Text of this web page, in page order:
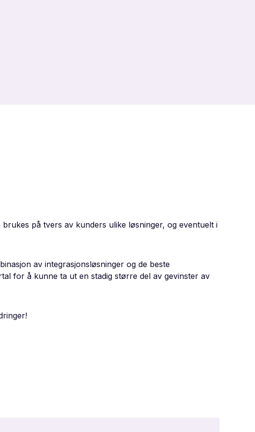
på tvers av kunders ulike løsninger, og eventuelt i
av integrasjonsløsninger og de beste
for å kunne ta ut en stadig større del av gevinster av